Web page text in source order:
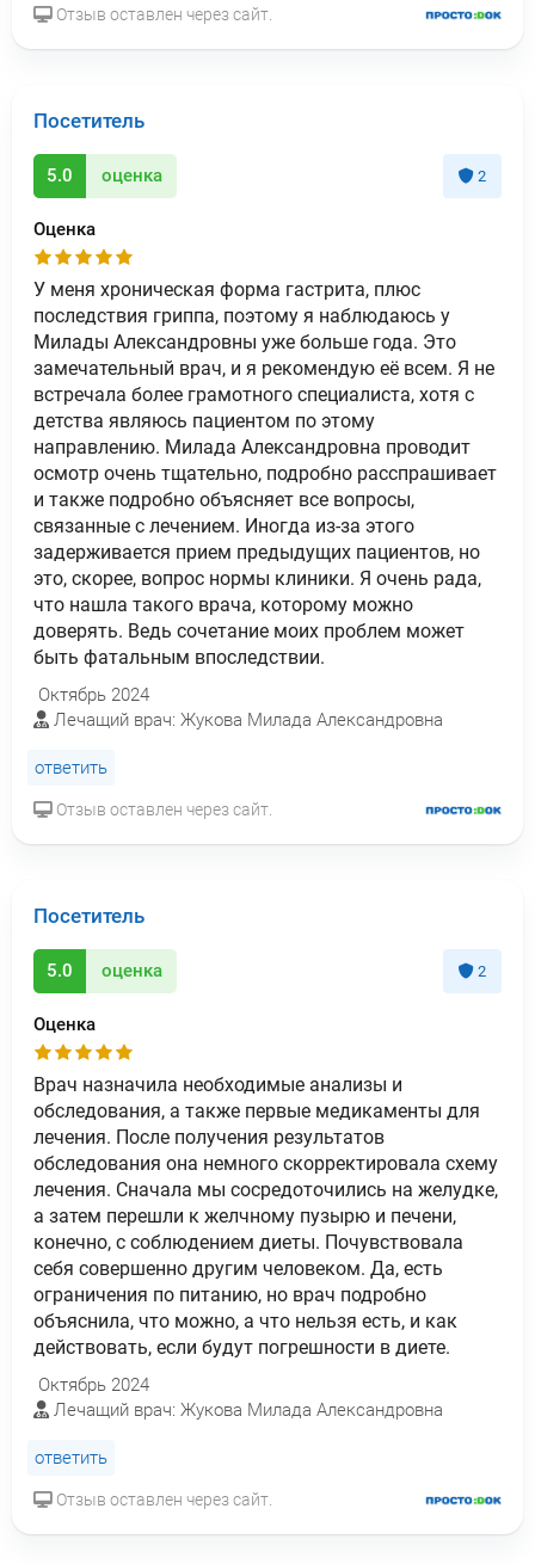
Отзыв оставлен через сайт.
Посетитель
5.0 оценка 2
Оценка
У меня хроническая форма гастрита, плюс
последствия гриппа, поэтому я наблюдаюсь у
Милады Александровны уже больше года. Это
замечательный врач, и я рекомендую её всем. Я не
встречала более грамотного специалиста, хотя с
детства являюсь пациентом по этому
направлению. Милада Александровна проводит
осмотр очень тщательно, подробно расспрашивает
и также подробно объясняет все вопросы,
связанные с лечением. Иногда из-за этого
задерживается прием предыдущих пациентов, но
это, скорее, вопрос нормы клиники. Я очень рада,
что нашла такого врача, которому можно
доверять. Ведь сочетание моих проблем может
быть фатальным впоследствии.
Октябрь 2024
Лечащий врач: Жукова Милада Александровна
ответить
Отзыв оставлен через сайт.
Посетитель
5.0 оценка 2
Оценка
Врач назначила необходимые анализы и
обследования, а также первые медикаменты для
лечения. После получения результатов
обследования она немного скорректировала схему
лечения. Сначала мы сосредоточились на желудке,
а затем перешли к желчному пузырю и печени,
конечно, с соблюдением диеты. Почувствовала
себя совершенно другим человеком. Да, есть
ограничения по питанию, но врач подробно
объяснила, что можно, а что нельзя есть, и как
действовать, если будут погрешности в диете.
Октябрь 2024
Лечащий врач: Жукова Милада Александровна
ответить
Отзыв оставлен через сайт.